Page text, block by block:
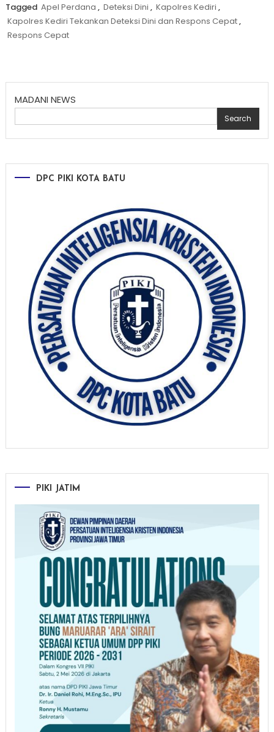
Tagged Apel Perdana , Deteksi Dini , Kapolres Kediri ,
Kapolres Kediri Tekankan Deteksi Dini dan Respons Cepat,
Respons Cepat
MADANI NEWS
Search
DPC PIKI KOTA BATU
PIKI JATIM